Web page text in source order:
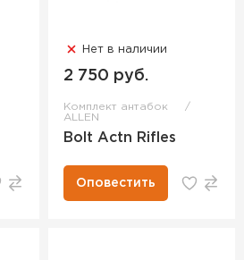
Нет в наличии
2 750 руб.
Комплект антабок
ALLEN
Bolt Actn Rifles
Оповестить